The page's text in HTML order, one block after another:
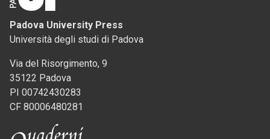
Padova University Press
Università degli studi di Padova
Via del Risorgimento, 9
35122 Padova
PI 00742430283
CF 80006480281